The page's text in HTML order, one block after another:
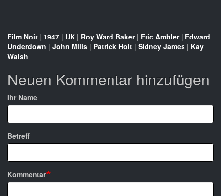
Film Noir| 1947 | UK | Roy Ward Baker| Eric Ambler| Edward
Underdown | John Mills | Patrick Holt | Sidney James | Kay
Walsh
Neuen Kommentar hinzufügen
Ihr Name
Betreff
Kommentar